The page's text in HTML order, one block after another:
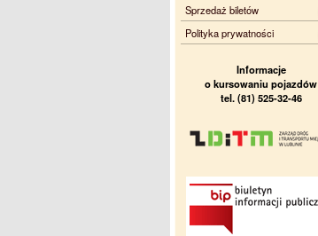
Sprzedaż biletów
Polityka prywatności
Informacje
o kursowaniu pojazdów
tel. (81) 525-32-46